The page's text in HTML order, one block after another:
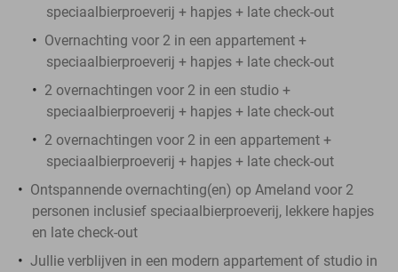
speciaalbierproeverij + hapjes + late check-out
Overnachting voor 2 in een appartement +
speciaalbierproeverij + hapjes + late check-out
2 overnachtingen voor 2 in een studio +
speciaalbierproeverij + hapjes + late check-out
2 overnachtingen voor 2 in een appartement +
speciaalbierproeverij + hapjes + late check-out
Ontspannende overnachting(en) op Ameland voor 2
personen inclusief speciaalbierproeverij, lekkere hapjes
en late check-out
Jullie verblijven in een modern appartement of studio in